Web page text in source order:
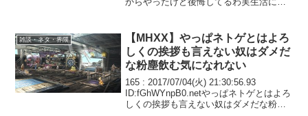
雑談・ネタ・界隈
【MHXX】やっぱネトゲとはよろ
しくの挨拶も言えない奴はダメだ
な粉塵飲む気になれない
165 : 2017/07/04(火) 21:30:56.93
ID:fGhWYnpB0.netやっぱネトゲとはよろ
しくの挨拶も言えない奴はダメだな粉塵